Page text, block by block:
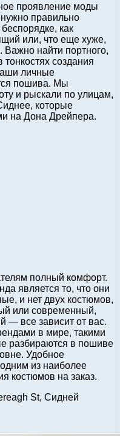
проявление моды
правильно
как
или, что еще хуже,
найти портного,
тонкостях создания
личные
пошива. Мы
и рыскали по улицам,
которые
на Дона Дрейпера.
полный комфорт.
является то, что они
и нет двух костюмов,
или современный,
— все зависит от вас.
в мире, такими
разбираются в пошиве
Удобное
из наиболее
костюмов на заказ.
St, Сидней